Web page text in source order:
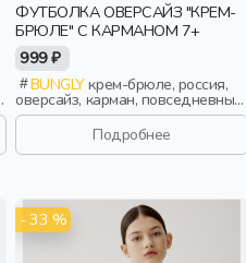
ФУТБОЛКА ОВЕРСАЙЗ "КРЕМ-
БРЮЛЕ" С КАРМАНОМ 7+
999 ₽
BUNGLYкрем-брюле, россия,
оверсайз, карман, повседневный,
мальчики, школьники, подростки,
Подробнее
- 33 %